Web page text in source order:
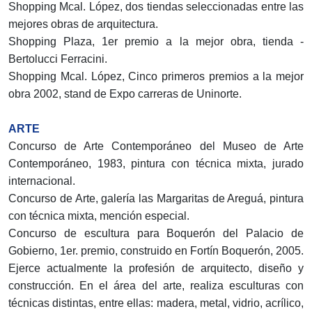
Shopping Mcal. López, dos tiendas seleccionadas entre las
mejores obras de arquitectura.
Shopping Plaza, 1er premio a la mejor obra, tienda -
Bertolucci Ferracini.
Shopping Mcal. López, Cinco primeros premios a la mejor
obra 2002, stand de Expo carreras de Uninorte.
ARTE
Concurso de Arte Contemporáneo del Museo de Arte
Contemporáneo, 1983, pintura con técnica mixta, jurado
internacional.
Concurso de Arte, galería las Margaritas de Areguá, pintura
con técnica mixta, mención especial.
Concurso de escultura para Boquerón del Palacio de
Gobierno, 1er. premio, construido en Fortín Boquerón, 2005.
Ejerce actualmente la profesión de arquitecto, diseño y
construcción. En el área del arte, realiza esculturas con
técnicas distintas, entre ellas: madera, metal, vidrio, acrílico,